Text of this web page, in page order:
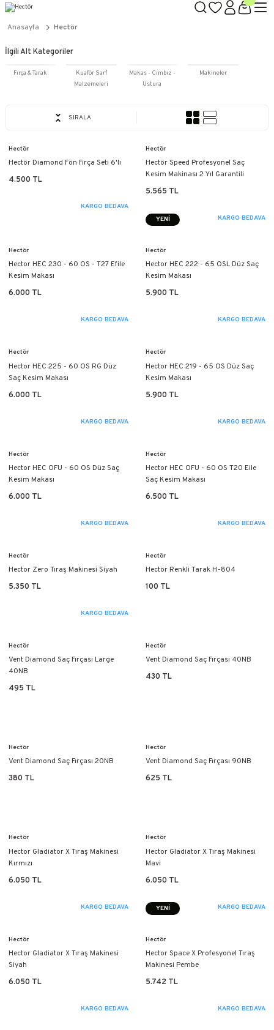
Anasayfa Hectör
İlgili Alt Kategoriler
Fırça & Tarak
Kuaför Sarf
Malzemeleri
Makas - Cımbız -
Ustura
Makineler
SIRALA
Hectör
Hectör Diamond Fön Fırça Seti 6'lı
4.500 TL
KARGO BEDAVA
Hectör
Hectör Speed Profesyonel Saç
Kesim Makinası 2 Yıl Garantili
5.565 TL
YENİ KARGO BEDAVA
Hectör
Hector HEC 230 - 60 OS - T27 Efile
Kesim Makası
6.000 TL
KARGO BEDAVA
Hectör
Hector HEC 222 - 65 OSL Düz Saç
Kesim Makası
5.900 TL
KARGO BEDAVA
Hectör
Hector HEC 225 - 60 OS RG Düz
Saç Kesim Makası
6.000 TL
KARGO BEDAVA
Hectör
Hector HEC 219 - 65 OS Düz Saç
Kesim Makası
5.900 TL
KARGO BEDAVA
Hectör
Hector HEC OFU - 60 OS Düz Saç
Kesim Makası
6.000 TL
KARGO BEDAVA
Hectör
Hector HEC OFU - 60 OS T20 Eile
Saç Kesim Makası
6.500 TL
KARGO BEDAVA
Hectör
Hector Zero Tıraş Makinesi Siyah
5.350 TL
KARGO BEDAVA
Hectör
Hectör Renkli Tarak H-804
100 TL
Hectör
Vent Diamond Saç Fırçası Large
40NB
495 TL
Hectör
Vent Diamond Saç Fırçası 40NB
430 TL
Hectör
Vent Diamond Saç Fırçası 20NB
380 TL
Hectör
Vent Diamond Saç Fırçası 90NB
625 TL
Hectör
Hector Gladiator X Tıraş Makinesi
Kırmızı
6.050 TL
KARGO BEDAVA
Hectör
Hector Gladiator X Tıraş Makinesi
Mavi
6.050 TL
YENİ KARGO BEDAVA
Hectör
Hector Gladiator X Tıraş Makinesi
Siyah
6.050 TL
KARGO BEDAVA
Hectör
Hector Space X Profesyonel Tıraş
Makinesi Pembe
5.742 TL
KARGO BEDAVA